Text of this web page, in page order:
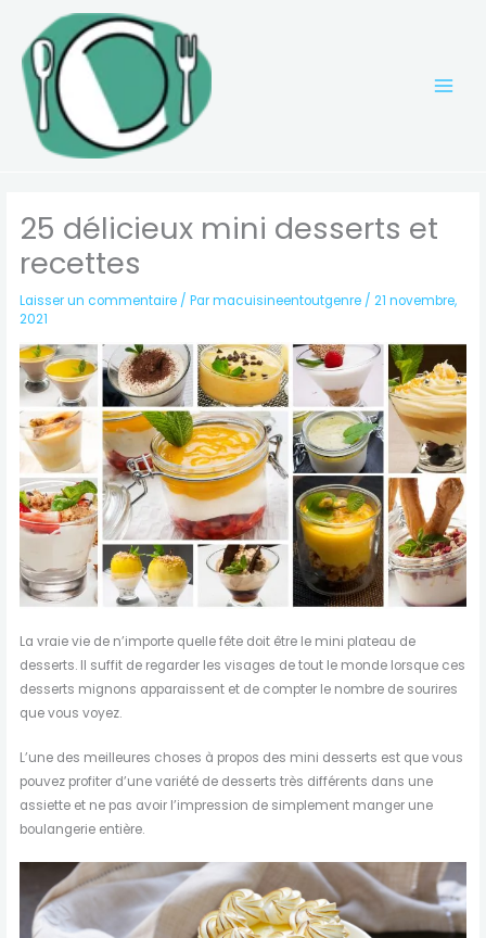
contenu
25 délicieux mini desserts et
recettes
Laisser un commentaire / Parmacuisineentoutgenre /21 novembre,
2021
La vraie vie de n’importe quelle fête doit être le mini plateau de
desserts. Il suffit de regarder les visages de tout le monde lorsque ces
desserts mignons apparaissent et de compter le nombre de sourires
que vous voyez.
L’une des meilleures choses à propos des mini desserts est que vous
pouvez profiter d’une variété de desserts très différents dans une
assiette et ne pas avoir l’impression de simplement manger une
boulangerie entière.